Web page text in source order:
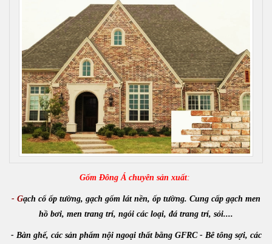
Gốm Đông Á chuyên sản xuất:
- Gạch cổ ốp tường, gạch gốm lát nền, ốp tường. Cung cấp gạch men
hồ bơi, men trang trí, ngói các loại, đá trang trí, sỏi....
- Bàn ghế, các sản phẩm nội ngoại thất bằng GFRC - Bê tông sợi, các